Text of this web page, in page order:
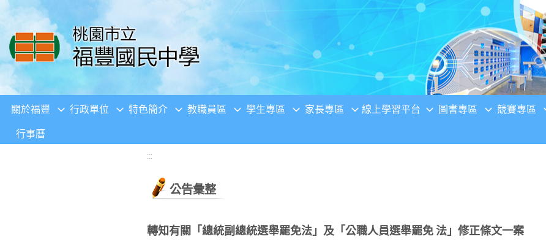
移至網頁之主要內容區位置
關於福豐 行政單位 特色簡介 教職員區 學生專區 家長專區 線上學習平台 圖書專區 競賽專區
行事曆
:::
公告彙整
轉知有關「總統副總統選舉罷免法」及「公職人員選舉罷免 法」修正條文一案